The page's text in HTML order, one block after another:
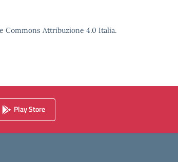
Commons Attribuzione 4.0 Italia.
Play Store